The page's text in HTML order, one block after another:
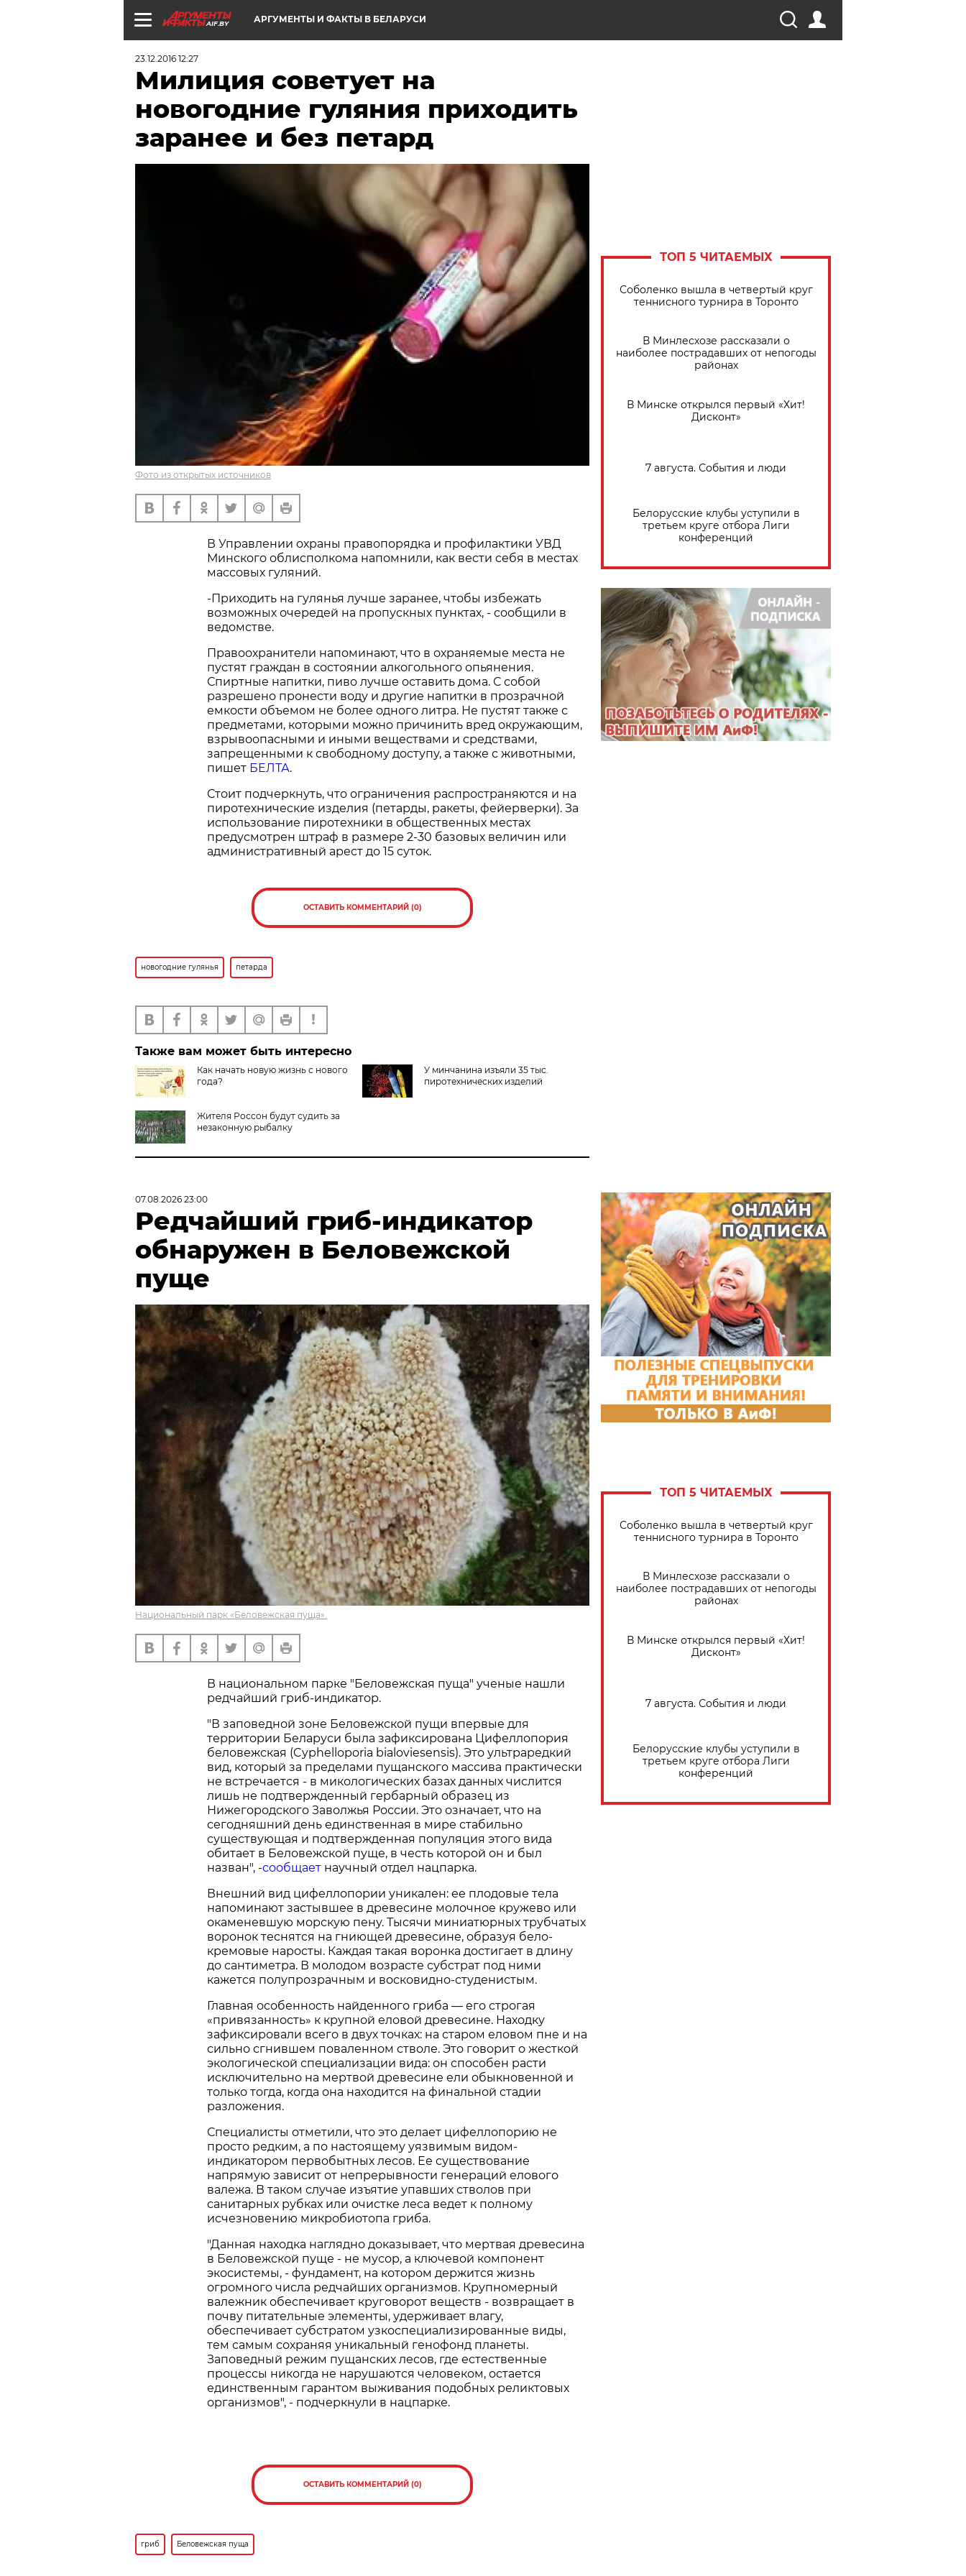
AIF.BY АРГУМЕНТЫ И ФАКТЫ В БЕЛАРУСИ
23.12.2016 12:27
Милиция советует на
новогодние гуляния приходить
заранее и без петард
Фото из открытых источников
В Управлении охраны правопорядка и профилактики УВД
Минского облисполкома напомнили, как вести себя в местах
массовых гуляний.
-Приходить на гулянья лучше заранее, чтобы избежать
возможных очередей на пропускных пунктах, - сообщили в
ведомстве.
Правоохранители напоминают, что в охраняемые места не
пустят граждан в состоянии алкогольного опьянения.
Спиртные напитки, пиво лучше оставить дома. С собой
разрешено пронести воду и другие напитки в прозрачной
емкости объемом не более одного литра. Не пустят также с
предметами, которыми можно причинить вред окружающим,
взрывоопасными и иными веществами и средствами,
запрещенными к свободному доступу, а также с животными,
пишет БЕЛТА.
Стоит подчеркнуть, что ограничения распространяются и на
пиротехнические изделия (петарды, ракеты, фейерверки). За
использование пиротехники в общественных местах
предусмотрен штраф в размере 2-30 базовых величин или
административный арест до 15 суток.
ОСТАВИТЬ КОММЕНТАРИЙ (0)
новогодние гулянья петарда
Также вам может быть интересно
Как начать новую жизнь с нового
года?
У минчанина изъяли 35 тыс.
пиротехнических изделий
Жителя Россон будут судить за
незаконную рыбалку
ТОП 5 ЧИТАЕМЫХ
Соболенко вышла в четвертый круг
теннисного турнира в Торонто
В Минлесхозе рассказали о
наиболее пострадавших от непогоды
районах
В Минске открылся первый «Хит!
Дисконт»
7 августа. События и люди
Белорусские клубы уступили в
третьем круге отбора Лиги
конференций
07.08.2026 23:00
Редчайший гриб-индикатор
обнаружен в Беловежской
пуще
Национальный парк «Беловежская пуща».
В национальном парке "Беловежская пуща" ученые нашли
редчайший гриб-индикатор.
"В заповедной зоне Беловежской пущи впервые для
территории Беларуси была зафиксирована Цифеллопория
беловежская (Cyphelloporia bialoviesensis). Это ультраредкий
вид, который за пределами пущанского массива практически
не встречается - в микологических базах данных числится
лишь не подтвержденный гербарный образец из
Нижегородского Заволжья России. Это означает, что на
сегодняшний день единственная в мире стабильно
существующая и подтвержденная популяция этого вида
обитает в Беловежской пуще, в честь которой он и был
назван", -сообщает научный отдел нацпарка.
Внешний вид цифеллопории уникален: ее плодовые тела
напоминают застывшее в древесине молочное кружево или
окаменевшую морскую пену. Тысячи миниатюрных трубчатых
воронок теснятся на гниющей древесине, образуя бело-
кремовые наросты. Каждая такая воронка достигает в длину
до сантиметра. В молодом возрасте субстрат под ними
кажется полупрозрачным и восковидно-студенистым.
Главная особенность найденного гриба — его строгая
«привязанность» к крупной еловой древесине. Находку
зафиксировали всего в двух точках: на старом еловом пне и на
сильно сгнившем поваленном стволе. Это говорит о жесткой
экологической специализации вида: он способен расти
исключительно на мертвой древесине ели обыкновенной и
только тогда, когда она находится на финальной стадии
разложения.
Специалисты отметили, что это делает цифеллопорию не
просто редким, а по настоящему уязвимым видом-
индикатором первобытных лесов. Ее существование
напрямую зависит от непрерывности генераций елового
валежа. В таком случае изъятие упавших стволов при
санитарных рубках или очистке леса ведет к полному
исчезновению микробиотопа гриба.
"Данная находка наглядно доказывает, что мертвая древесина
в Беловежской пуще - не мусор, а ключевой компонент
экосистемы, - фундамент, на котором держится жизнь
огромного числа редчайших организмов. Крупномерный
валежник обеспечивает круговорот веществ - возвращает в
почву питательные элементы, удерживает влагу,
обеспечивает субстратом узкоспециализированные виды,
тем самым сохраняя уникальный генофонд планеты.
Заповедный режим пущанских лесов, где естественные
процессы никогда не нарушаются человеком, остается
единственным гарантом выживания подобных реликтовых
организмов", - подчеркнули в нацпарке.
ОСТАВИТЬ КОММЕНТАРИЙ (0)
гриб Беловежская пуща
ТОП 5 ЧИТАЕМЫХ
Соболенко вышла в четвертый круг
теннисного турнира в Торонто
В Минлесхозе рассказали о
наиболее пострадавших от непогоды
районах
В Минске открылся первый «Хит!
Дисконт»
7 августа. События и люди
Белорусские клубы уступили в
третьем круге отбора Лиги
конференций